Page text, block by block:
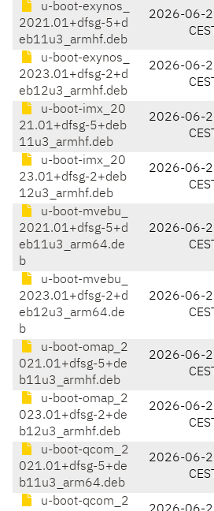
u-boot-exynos_
2021.01+dfsg-5+d
eb11u3_armhf.deb
2026-06-
CEST
u-boot-exynos_
2023.01+dfsg-2+d
eb12u3_armhf.deb
2026-06-
CEST
u-boot-imx_20
21.01+dfsg-5+deb
11u3_armhf.deb
2026-06-
CEST
u-boot-imx_20
23.01+dfsg-2+deb
12u3_armhf.deb
2026-06-
CEST
u-boot-mvebu_
2021.01+dfsg-5+d
eb11u3_arm64.de
b
2026-06-
CEST
u-boot-mvebu_
2023.01+dfsg-2+d
eb12u3_arm64.de
b
2026-06-
CEST
u-boot-omap_2
021.01+dfsg-5+de
b11u3_armhf.deb
2026-06-
CEST
u-boot-omap_2
023.01+dfsg-2+de
b12u3_armhf.deb
2026-06-
CEST
u-boot-qcom_2
021.01+dfsg-5+de
b11u3_arm64.deb
2026-06-
CEST
u-boot-qcom_2